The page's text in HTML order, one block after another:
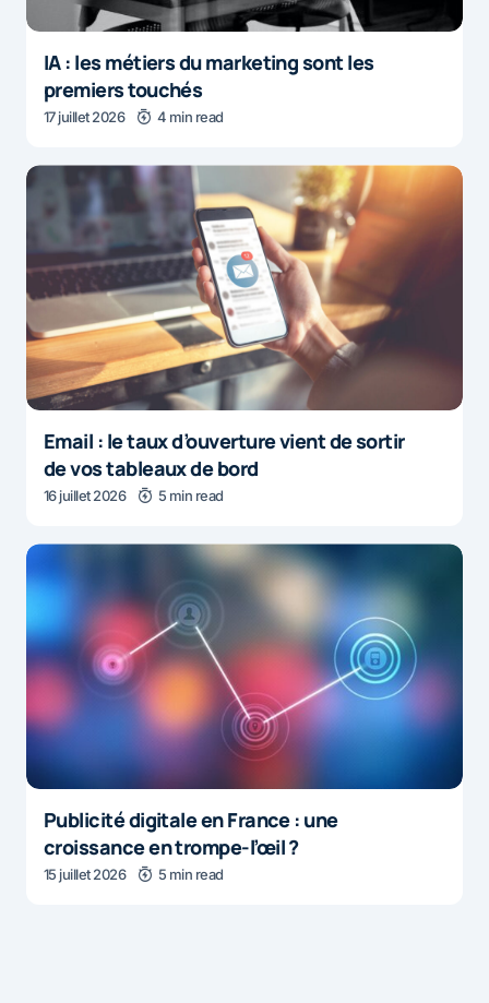
IA : les métiers du marketing sont les
premiers touchés
17 juillet 2026 4 min read
Email : le taux d’ouverture vient de sortir
de vos tableaux de bord
16 juillet 2026 5 min read
Publicité digitale en France : une
croissance en trompe-l’œil ?
15 juillet 2026 5 min read